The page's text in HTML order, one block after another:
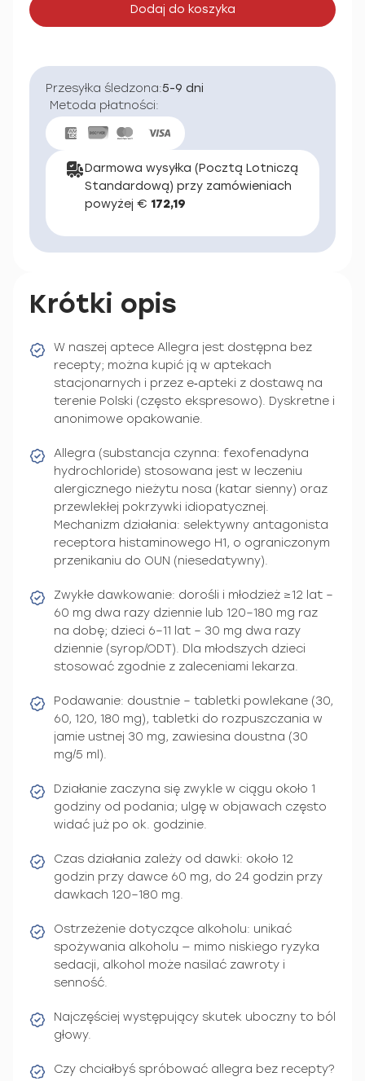
Dodaj do koszyka
Przesyłka śledzona:5-9 dni
Metoda płatności:
Darmowa wysyłka (Pocztą Lotniczą
Standardową) przy zamówieniach
powyżej € 172,19
Krótki opis
W naszej aptece Allegra jest dostępna bez
recepty; można kupić ją w aptekach
stacjonarnych i przez e‑apteki z dostawą na
terenie Polski (często ekspresowo). Dyskretne i
anonimowe opakowanie.
Allegra (substancja czynna: fexofenadyna
hydrochloride) stosowana jest w leczeniu
alergicznego nieżytu nosa (katar sienny) oraz
przewlekłej pokrzywki idiopatycznej.
Mechanizm działania: selektywny antagonista
receptora histaminowego H1, o ograniczonym
przenikaniu do OUN (niesedatywny).
Zwykłe dawkowanie: dorośli i młodzież ≥12 lat –
60 mg dwa razy dziennie lub 120–180 mg raz
na dobę; dzieci 6–11 lat – 30 mg dwa razy
dziennie (syrop/ODT). Dla młodszych dzieci
stosować zgodnie z zaleceniami lekarza.
Podawanie: doustnie – tabletki powlekane (30,
60, 120, 180 mg), tabletki do rozpuszczania w
jamie ustnej 30 mg, zawiesina doustna (30
mg/5 ml).
Działanie zaczyna się zwykle w ciągu około 1
godziny od podania; ulgę w objawach często
widać już po ok. godzinie.
Czas działania zależy od dawki: około 12
godzin przy dawce 60 mg, do 24 godzin przy
dawkach 120–180 mg.
Ostrzeżenie dotyczące alkoholu: unikać
spożywania alkoholu — mimo niskiego ryzyka
sedacji, alkohol może nasilać zawroty i
senność.
Najczęściej występujący skutek uboczny to ból
głowy.
Czy chciałbyś spróbować allegra bez recepty?